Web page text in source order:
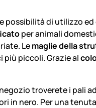
possibilità di utilizzo
per animali
Lemaglie della
piccoli. Grazie al
troverete i pali
in nero. Per una